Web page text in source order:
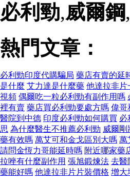
必利勁,威爾鋼,
熱門文章：
必利勁印度代購騙局 藥店有賣的延
是什麼 艾力達是什麼藥 他達拉非片
視頻 偶爾吃一粒必利勁有副作用嗎
裡有賣 藥店買必利勁要處方嗎 偉哥
醫院到中德 印度必利勁如何購買 必
思 為什麼醫生不推薦必利勁 威爾剛
藥有效嗎 萬艾可和金戈區別大嗎 萬
請問金恆力哥能延時嗎 附近哪家藥
拉唑有什麼副作用 張旭鍛煉法 去醫
藥能好嗎 他達拉非片片裝價格 增大